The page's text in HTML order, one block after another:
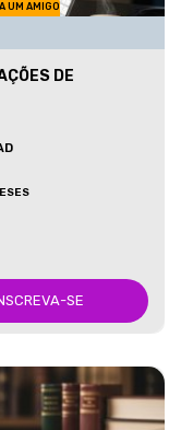
UM AMIGO
DE
SE